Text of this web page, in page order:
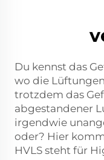
Du kennst das
wo die
trotzdem das
abgestandener
irgendwie
oder? Hier
HVLS steht für